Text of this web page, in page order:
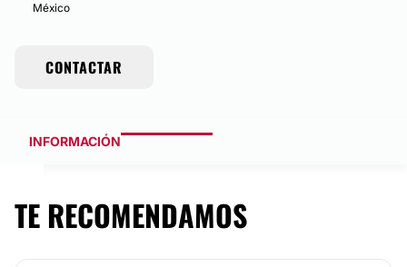
México
CONTACTAR
INFORMACIÓN
TE RECOMENDAMOS